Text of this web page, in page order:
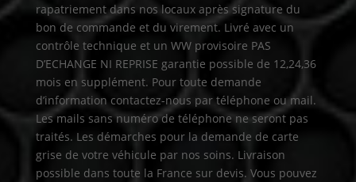
rapatriement dans nos locaux après signature du
bon de commande et du virement. Livré avec un
contrôle technique et un WW provisoire PAS
D’ECHANGE NI REPRISE garantie possible de 12,24,36
mois en supplément. Pour toute demande
d’information contactez-nous par téléphone ou mail.
Les mails sans numéro de téléphone ne seront pas
traités. Les démarches pour la demande de carte
grise de votre véhicule par nos soins. Livraison
possible dans toute la France sur devis. Vous pouvez